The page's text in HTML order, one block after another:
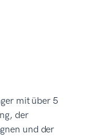
mit über 5
der
und der